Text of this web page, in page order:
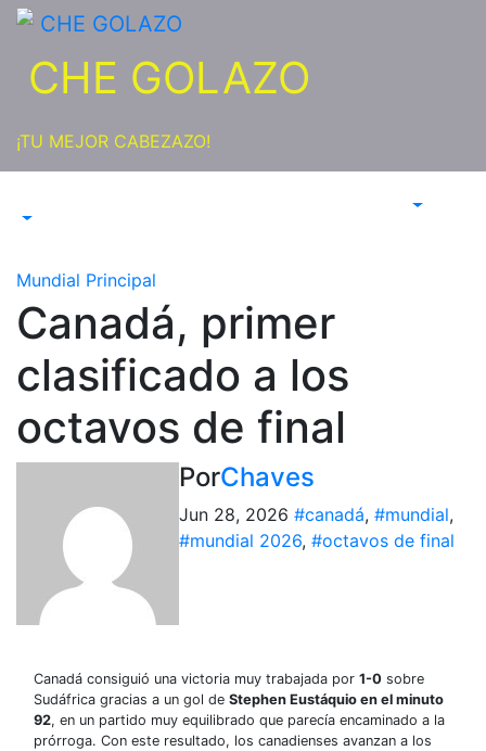
Saltar
contenido
CHE GOLAZO
¡TU MEJOR CABEZAZO!
Mundial Principal
Canadá, primer
clasificado a los
octavos de final
PorChaves
Jun 28, 2026 #canadá, #mundial,
#mundial 2026, #octavos de final
Canadá consiguió una victoria muy trabajada por 1-0 sobre
Sudáfrica gracias a un gol de Stephen Eustáquio en el minuto
92, en un partido muy equilibrado que parecía encaminado a la
prórroga. Con este resultado, los canadienses avanzan a los